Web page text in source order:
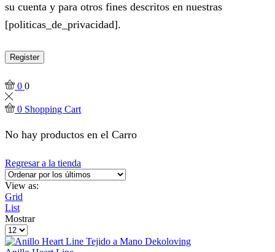
su cuenta y para otros fines descritos en nuestras
[politicas_de_privacidad].
Register
0 0
0 Shopping Cart
No hay productos en el Carro
Regresar a la tienda
View as:
Grid
List
Mostrar
Products
per